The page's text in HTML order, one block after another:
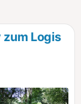
Logis